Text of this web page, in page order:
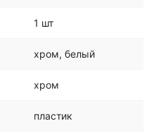
1 шт
хром, белый
хром
пластик